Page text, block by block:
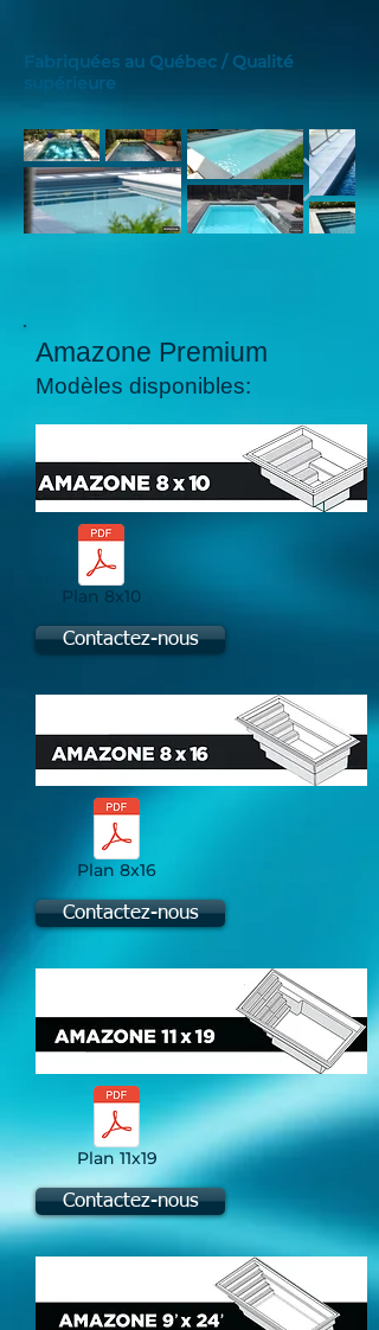
Amazone Premium
Modèles disponibles:
Plan 8x10
Contactez-nous
Plan 8x16
Contactez-nous
Plan 11x19
Contactez-nous
Fabriquées au Québec / Qualité
supérieure